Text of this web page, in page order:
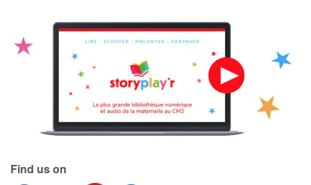
Family
Videos & Tutorials
Find us on